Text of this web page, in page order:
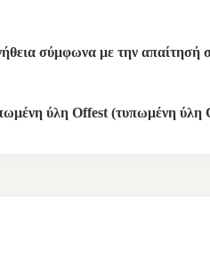
σύμφωνα με την απαίτησή
ύλη Offest (τυπωμένη